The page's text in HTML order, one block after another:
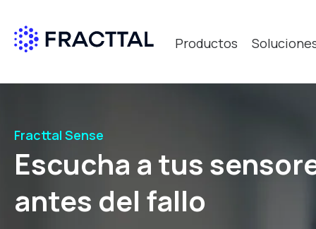
Productos
Qué
Fracttal Sense
Escucha a tus
antes del fallo